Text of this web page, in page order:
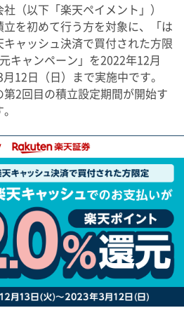
（以下「楽天ペイメント」）
を初めて行う方を対象に、「は
ャッシュ決済で買付された方限
キャンペーン」を2022年12月
12日（日）まで実施中です。
2回目の積立設定期間が開始す